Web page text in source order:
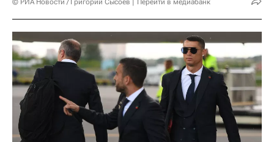
© РИА Новости / Григорий Сысоев Перейти в медиабанк